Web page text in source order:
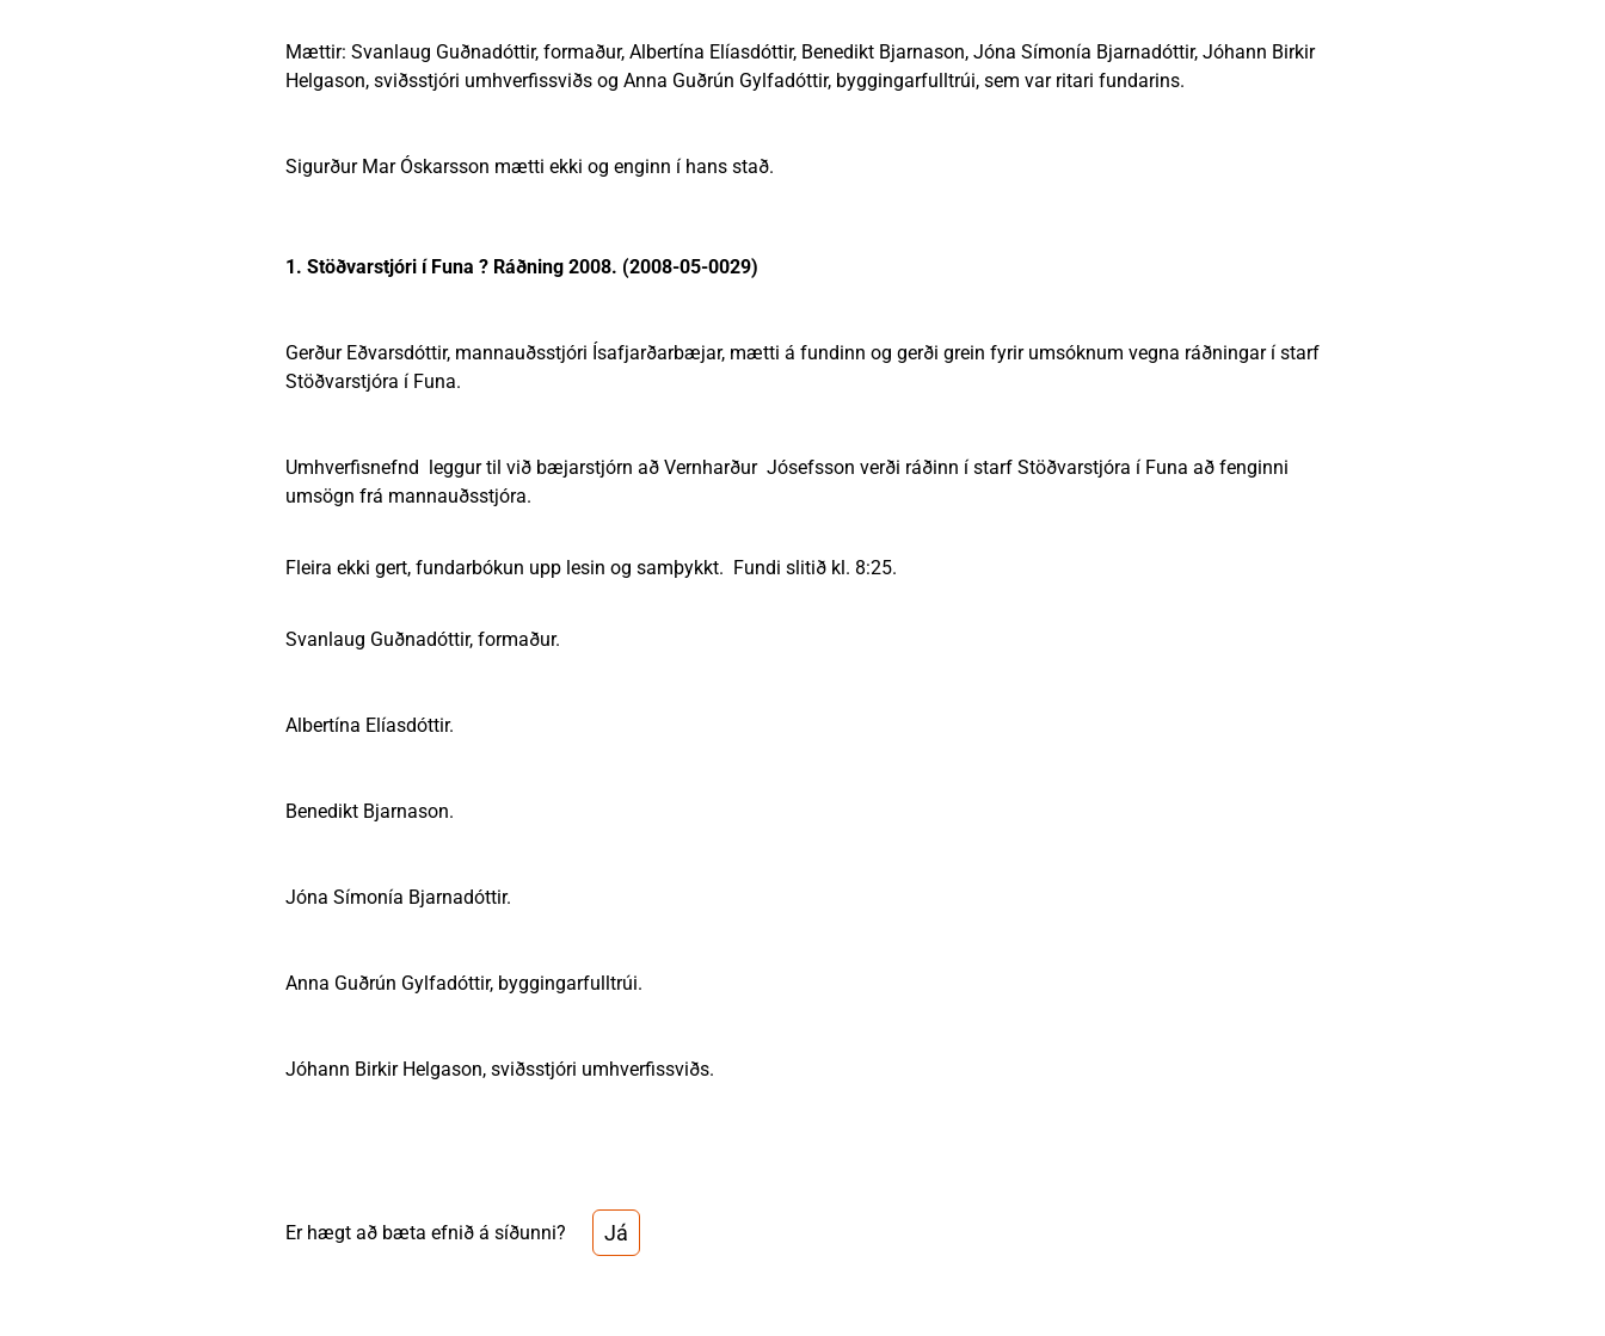
Mættir: Svanlaug Guðnadóttir, formaður, Albertína Elíasdóttir, Benedikt Bjarnason, Jóna Símonía Bjarnadóttir, Jóhann Birkir
Helgason, sviðsstjóri umhverfissviðs og Anna Guðrún Gylfadóttir, byggingarfulltrúi, sem var ritari fundarins.
Sigurður Mar Óskarsson mætti ekki og enginn í hans stað.
1. Stöðvarstjóri í Funa ? Ráðning 2008. (2008-05-0029)
Gerður Eðvarsdóttir, mannauðsstjóri Ísafjarðarbæjar, mætti á fundinn og gerði grein fyrir umsóknum vegna ráðningar í starf
Stöðvarstjóra í Funa.
Umhverfisnefnd leggur til við bæjarstjórn að Vernharður Jósefsson verði ráðinn í starf Stöðvarstjóra í Funa að fenginni
umsögn frá mannauðsstjóra.
Fleira ekki gert, fundarbókun upp lesin og samþykkt. Fundi slitið kl. 8:25.
Svanlaug Guðnadóttir, formaður.
Albertína Elíasdóttir.
Benedikt Bjarnason.
Jóna Símonía Bjarnadóttir.
Anna Guðrún Gylfadóttir, byggingarfulltrúi.
Jóhann Birkir Helgason, sviðsstjóri umhverfissviðs.
Er hægt að bæta efnið á síðunni? Já